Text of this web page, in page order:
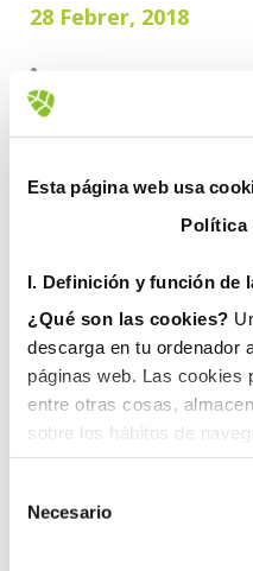
Esta página web usa
Política
I. Definición y función de
¿Qué son las cookies?
descarga en tu ordenador
páginas web. Las cookies
entre otras cosas,
sobre los hábitos de
equipo y, dependiendo de
de la forma en que utilice
para reconocer al usuario.
Necesario
28 Febrer, 2018